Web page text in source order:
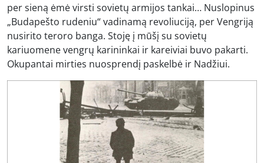
per sieną ėmė virsti sovietų armijos tankai… Nuslopinus
„Budapešto rudeniu“ vadinamą revoliuciją, per Vengriją
nusirito teroro banga. Stoję į mūšį su sovietų
kariuomene vengrų karininkai ir kareiviai buvo pakarti.
Okupantai mirties nuosprendį paskelbė ir Nadžiui.